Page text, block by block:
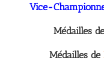
Vice-
Médailles
Médailles de